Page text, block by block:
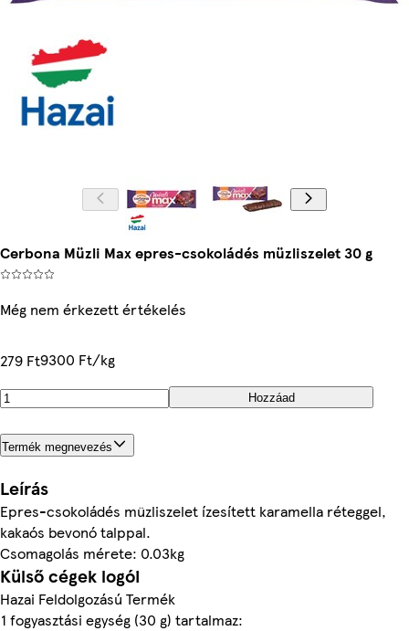
Cerbona Müzli Max epres-csokoládés müzliszelet 30 g
Még nem érkezett értékelés
279 Ft9300 Ft/kg
Hozzáad
Termék megnevezés
Leírás
Epres-csokoládés müzliszelet ízesített karamella réteggel,
kakaós bevonó talppal.
Csomagolás mérete: 0.03kg
Külső cégek logói
Hazai Feldolgozású Termék
1 fogyasztási egység (30 g) tartalmaz: